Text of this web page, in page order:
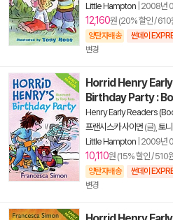
Little Hampton 2008년
12,160원 (20% 할인 / 610
양탄자배송 썬데이
변경
Horrid Henry
Birthday Party :
Henry Early Readers
프랜시스카 사이먼 (글), 토
Little Hampton 2009년
10,110원 (15% 할인 / 510
양탄자배송 썬데이
변경